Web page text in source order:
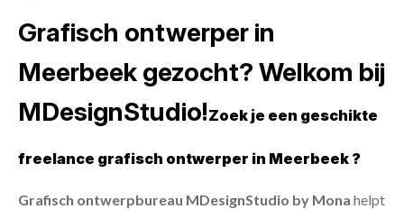
Grafisch ontwerper in
Meerbeek gezocht? Welkom bij
MDesignStudio!Zoek je een geschikte
freelance grafisch ontwerper in Meerbeek ?
Grafisch ontwerpbureau MDesignStudio by Mona helpt